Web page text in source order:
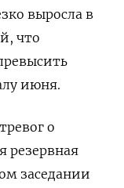
выросла в
что
июня.
о
резервная
заседании